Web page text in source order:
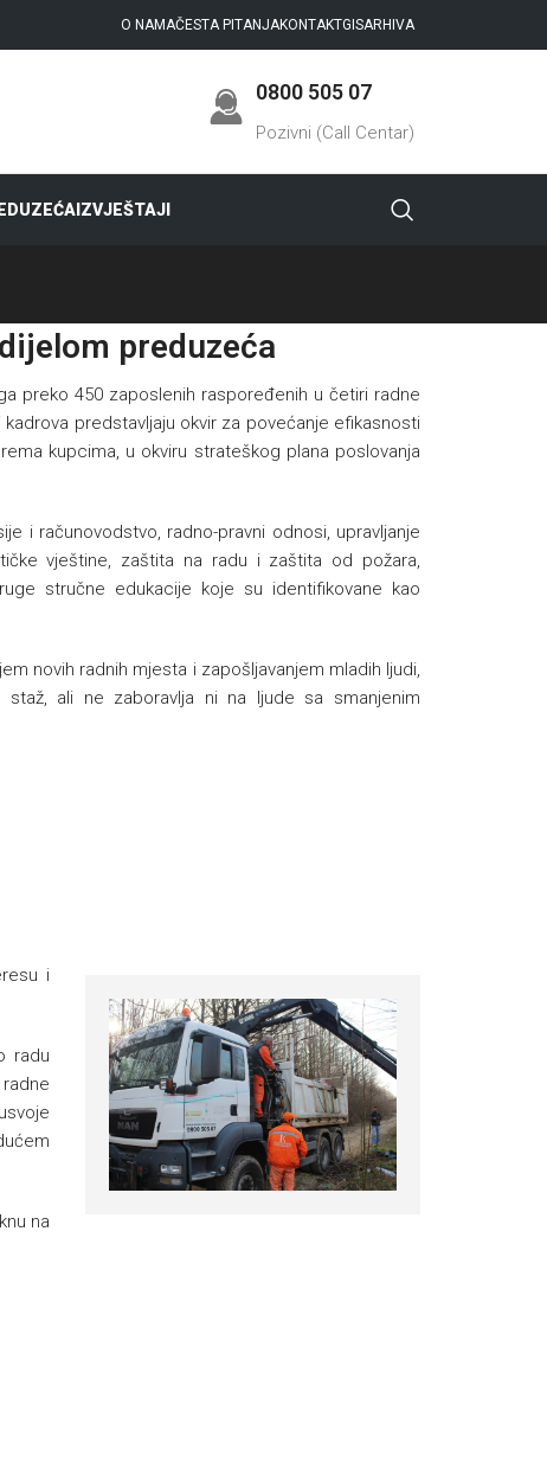
O NAMAČESTA PITANJAKONTAKTGISARHIVA
0800 505 07
Pozivni (Call Centar)
IZVJEŠTAJI
preduzeća
preko 450 zaposlenih raspoređenih u četiri radne
predstavljaju okvir za povećanje efikasnosti
kupcima, u okviru strateškog plana poslovanja
i računovodstvo, radno-pravni odnosi, upravljanje
vještine, zaštita na radu i zaštita od požara,
stručne edukacije koje su identifikovane kao
novih radnih mjesta i zapošljavanjem mladih ljudi,
ali ne zaboravlja ni na ljude sa smanjenim
i
radu
na